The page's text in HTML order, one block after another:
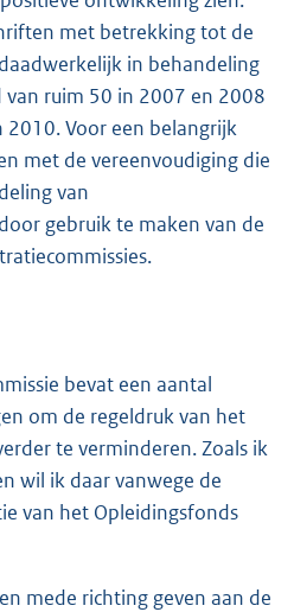
met betrekking tot de
in behandeling
van ruim 50 in 2007 en 2008
Voor een belangrijk
met de vereenvoudiging die
van
gebruik te maken van de
bevat een aantal
om de regeldruk van het
te verminderen. Zoals ik
wil ik daar vanwege de
van het Opleidingsfonds
mede richting geven aan de